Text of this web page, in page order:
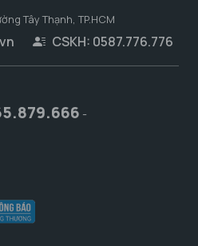
Tây Thạnh, TP.HCM
CSKH: 0587.776.776
-